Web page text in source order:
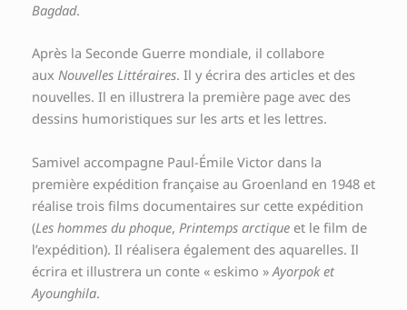
Bagdad.
Après la Seconde Guerre mondiale, il collabore
aux Nouvelles Littéraires. Il y écrira des articles et des
nouvelles. Il en illustrera la première page avec des
dessins humoristiques sur les arts et les lettres.
Samivel accompagne Paul-Émile Victor dans la
première expédition française au Groenland en 1948 et
réalise trois films documentaires sur cette expédition
(Les hommes du phoque, Printemps arctique et le film de
l’expédition). Il réalisera également des aquarelles. Il
écrira et illustrera un conte « eskimo » Ayorpok et
Ayounghila.